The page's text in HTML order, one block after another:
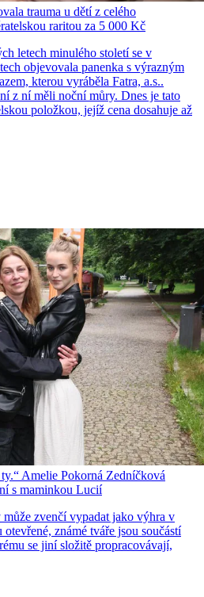
trauma u dětí z celého
raritou za 5 000 Kč
letech minulého století se v
objevovala panenka s výrazným
kterou vyráběla Fatra, a.s..
z ní měli noční můry. Dnes je tato
položkou, jejíž cena dosahuje až
Amelie Pokorná Zedníčková
s maminkou Lucií
zvenčí vypadat jako výhra v
známé tváře jsou součástí
se jiní složitě propracovávají,